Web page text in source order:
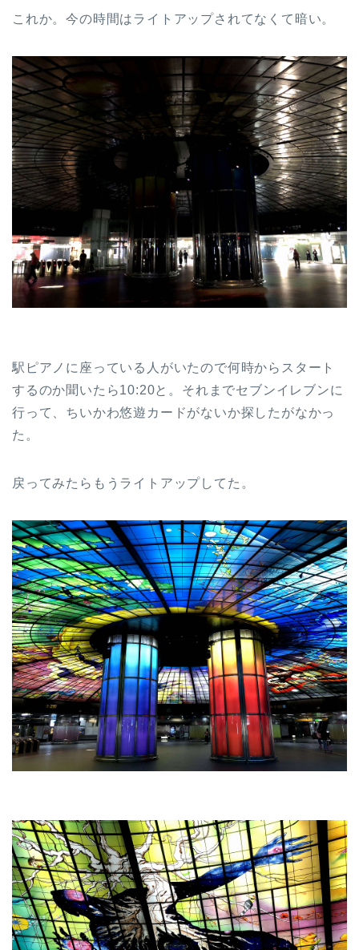
これか。今の時間はライトアップされてなくて暗い。
駅ピアノに座っている人がいたので何時からスタート
するのか聞いたら10:20と。それまでセブンイレブンに
行って、ちいかわ悠遊カードがないか探したがなかっ
た。
戻ってみたらもうライトアップしてた。